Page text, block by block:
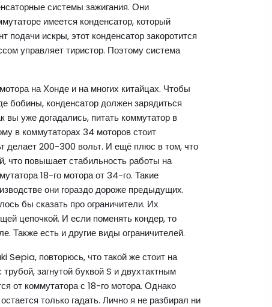
системы зажигания. Они
имеется конденсатор, который
подачи искры, этот конденсатор закоротится
управляет тиристор. Поэтому система
на Хонде и на многих китайцах. Чтобы
бобины, конденсатор должен зарядиться
уже догадались, питать коммутатор в
в коммутаторах 34 моторов стоит
делает 200-300 вольт. И ещё плюс в том, что
что повышает стабильность работы на
18-го мотора от 34-го. Такие
они гораздо дороже предыдущих.
бы сказать про ограничители. Их
цепочкой. И если поменять кондер, то
Также есть и другие виды ограничителей.
Sepia, повторюсь, что такой же стоит на
загнутой буквой S и двухтактным
от коммутатора с 18-го мотора. Однако
только гадать. Лично я не разбирал ни